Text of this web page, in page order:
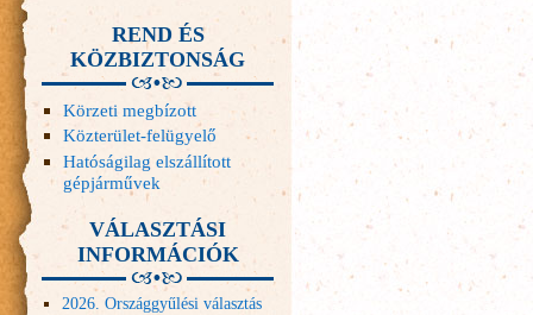
REND ÉS
KÖZBIZTONSÁG
Körzeti megbízott
Közterület-felügyelő
Hatóságilag elszállított
gépjárművek
VÁLASZTÁSI
INFORMÁCIÓK
2026. Országgyűlési választás